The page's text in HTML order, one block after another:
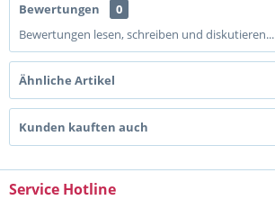
Bewertungen
0
Bewertungen lesen, schreiben und diskutieren...
Ähnliche Artikel
Kunden kauften auch
Service Hotline